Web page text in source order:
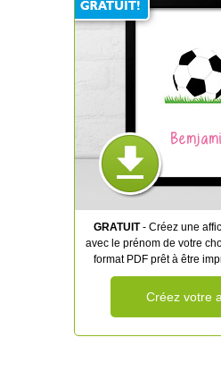
GRATUIT- Créez une
avec le prénom de votre
format PDF prêt à être
Créez votre